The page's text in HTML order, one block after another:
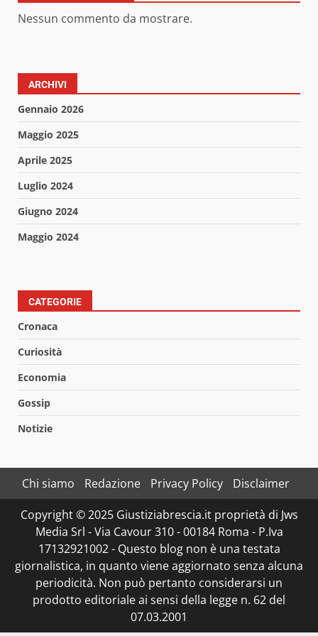
Nessun commento da mostrare.
ARCHIVI
Gennaio 2026
Maggio 2025
Aprile 2025
Luglio 2024
Giugno 2024
Maggio 2024
CATEGORIE
Cronaca
Curiosità
Economia
Gossip
Notizie
Chi siamo Redazione Privacy Policy
Disclaimer
Copyright © 2025 Giustiziabrescia.it proprietà di Jws
Media Srl - Via Cavour 310 - 00184 Roma - P.Iva
17132921002 - Questo blog non è una testata
giornalistica, in quanto viene aggiornato senza alcuna
periodicità. Non può pertanto considerarsi un
prodotto editoriale ai sensi della legge n. 62 del
07.03.2001